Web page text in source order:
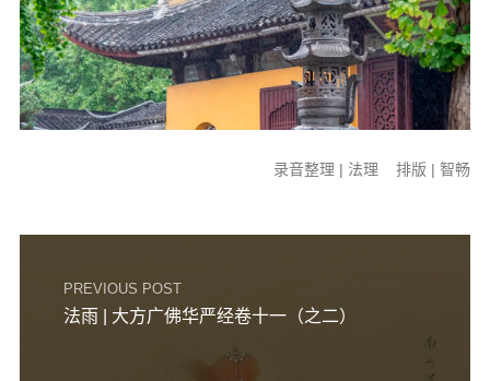
录音整理 | 法理 排版 | 智畅
PREVIOUS POST
法雨 | 大方广佛华严经卷十一（之二）